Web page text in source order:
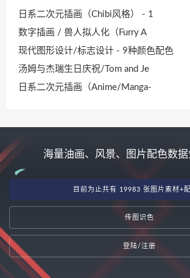
日系二次元插画（Chibi风格） - 1
数字插画 / 兽人拟人化（Furry A
现代图形设计/标志设计 - 9种颜色配色
汤姆与杰瑞生日庆祝/Tom and Je
日系二次元插画（Anime/Manga-
海量油画、风景、图片配色数
目前为止共有 19983 张图片素材+配
传图识色
登陆/注册